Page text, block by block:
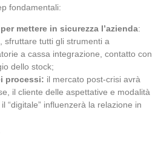
fondamentali:
mettere in sicurezza l’azienda:
sfruttare tutti gli strumenti a
a cassa integrazione, contatto con
dello stock;
processi: il mercato post-crisi avrà
il cliente delle aspettative e modalità
“digitale” influenzerà la relazione in